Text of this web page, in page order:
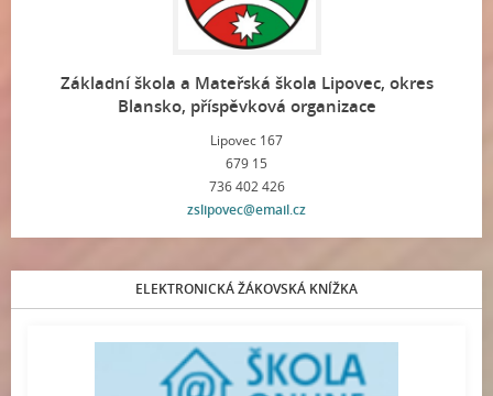
Základní škola a Mateřská škola Lipovec, okres
Blansko, příspěvková organizace
Lipovec 167
679 15
736 402 426
zslipovec@email.cz
ELEKTRONICKÁ ŽÁKOVSKÁ KNÍŽKA